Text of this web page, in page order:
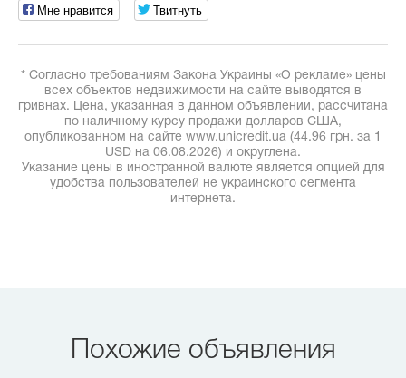
Мне нравится Твитнуть
* Согласно требованиям Закона Украины «О рекламе» цены
всех объектов недвижимости на сайте выводятся в
гривнах. Цена, указанная в данном объявлении, рассчитана
по наличному курсу продажи долларов США,
опубликованном на сайте www.unicredit.ua (44.96 грн. за 1
USD на 06.08.2026) и округлена.
Указание цены в иностранной валюте является опцией для
удобства пользователей не украинского сегмента
интернета.
Похожие объявления